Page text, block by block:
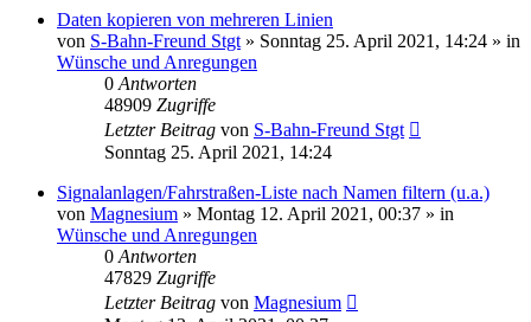
Daten kopieren von mehreren Linien
von S-Bahn-Freund Stgt » Sonntag 25. April 2021, 14:24 » in
Wünsche und Anregungen
0 Antworten
48909 Zugriffe
Letzter Beitrag von S-Bahn-Freund Stgt
Sonntag 25. April 2021, 14:24
Signalanlagen/Fahrstraßen-Liste nach Namen filtern (u.a.)
von Magnesium » Montag 12. April 2021, 00:37 » in
Wünsche und Anregungen
0 Antworten
47829 Zugriffe
Letzter Beitrag von Magnesium